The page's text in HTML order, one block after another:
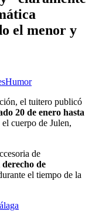
el menor y
el tuitero publicó
20 de enero hasta
cuerpo de Julen,
de
de
el tiempo de la